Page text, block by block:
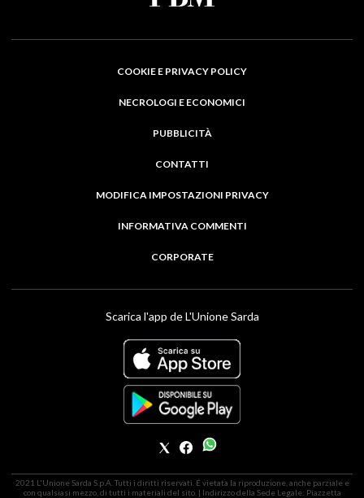
COOKIE E PRIVACY POLICY
NECROLOGI E ECONOMICI
PUBBLICITÀ
CONTATTI
MODIFICA IMPOSTAZIONI PRIVACY
INFORMATIVA COMMENTI
CORPORATE
Scarica l'app de L'Unione Sarda
2021 L'Unione Sarda S.p.A. Tutti i diritti riservati. É vietata la riproduzione, anche parziale e
con qualsiasi mezzo, di tutti i materiali del sito. | Indirizzo della Sede Legale: Piazzetta